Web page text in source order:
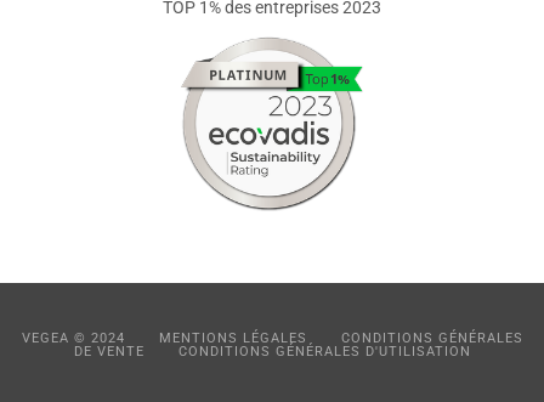
TOP 1% des entreprises 2023
VEGEA © 2024 MENTIONS LÉGALES
CONDITIONS GÉNÉRALES
DE VENTE
CONDITIONS GÉNÉRALES D'UTILISATION